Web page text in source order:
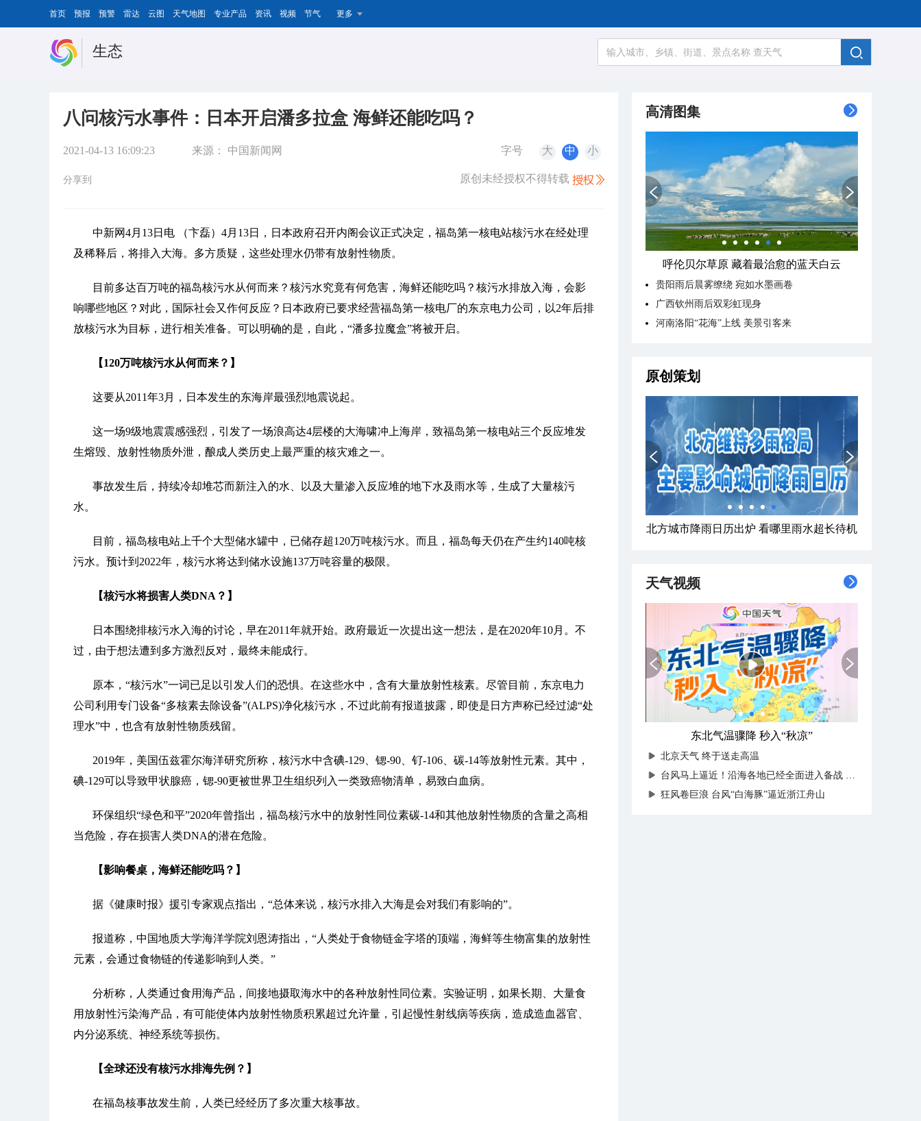
首页 预报 预警 雷达 云图 天气地图 专业产品 资讯 视频 节气 更多
生态
八问核污水事件：日本开启潘多拉盒 海鲜还能吃吗？
2021-04-13 16:09:23 来源： 中国新闻网 字号 大 中 小
分享到 原创未经授权不得转载
中新网4月13日电 （卞磊）4月13日，日本政府召开内阁会议正式决定，福岛第一核电站核污水在经处理
及稀释后，将排入大海。多方质疑，这些处理水仍带有放射性物质。
目前多达百万吨的福岛核污水从何而来？核污水究竟有何危害，海鲜还能吃吗？核污水排放入海，会影
响哪些地区？对此，国际社会又作何反应？日本政府已要求经营福岛第一核电厂的东京电力公司，以2年后排
放核污水为目标，进行相关准备。可以明确的是，自此，“潘多拉魔盒”将被开启。
【120万吨核污水从何而来？】
这要从2011年3月，日本发生的东海岸最强烈地震说起。
这一场9级地震震感强烈，引发了一场浪高达4层楼的大海啸冲上海岸，致福岛第一核电站三个反应堆发
生熔毁、放射性物质外泄，酿成人类历史上最严重的核灾难之一。
事故发生后，持续冷却堆芯而新注入的水、以及大量渗入反应堆的地下水及雨水等，生成了大量核污
水。
目前，福岛核电站上千个大型储水罐中，已储存超120万吨核污水。而且，福岛每天仍在产生约140吨核
污水。预计到2022年，核污水将达到储水设施137万吨容量的极限。
【核污水将损害人类DNA？】
日本围绕排核污水入海的讨论，早在2011年就开始。政府最近一次提出这一想法，是在2020年10月。不
过，由于想法遭到多方激烈反对，最终未能成行。
原本，“核污水”一词已足以引发人们的恐惧。在这些水中，含有大量放射性核素。尽管目前，东京电力
公司利用专门设备“多核素去除设备”(ALPS)净化核污水，不过此前有报道披露，即使是日方声称已经过滤“处
理水”中，也含有放射性物质残留。
2019年，美国伍兹霍尔海洋研究所称，核污水中含碘-129、锶-90、钌-106、碳-14等放射性元素。其中，
碘-129可以导致甲状腺癌，锶-90更被世界卫生组织列入一类致癌物清单，易致白血病。
环保组织“绿色和平”2020年曾指出，福岛核污水中的放射性同位素碳-14和其他放射性物质的含量之高相
当危险，存在损害人类DNA的潜在危险。
【影响餐桌，海鲜还能吃吗？】
据《健康时报》援引专家观点指出，“总体来说，核污水排入大海是会对我们有影响的”。
报道称，中国地质大学海洋学院刘恩涛指出，“人类处于食物链金字塔的顶端，海鲜等生物富集的放射性
元素，会通过食物链的传递影响到人类。”
分析称，人类通过食用海产品，间接地摄取海水中的各种放射性同位素。实验证明，如果长期、大量食
用放射性污染海产品，有可能使体内放射性物质积累超过允许量，引起慢性射线病等疾病，造成造血器官、
内分泌系统、神经系统等损伤。
【全球还没有核污水排海先例？】
在福岛核事故发生前，人类已经经历了多次重大核事故。
高清图集
呼伦贝尔草原 藏着最治愈的蓝天白云
贵阳雨后晨雾缭绕 宛如水墨画卷
广西钦州雨后双彩虹现身
河南洛阳“花海”上线 美景引客来
原创策划
北方城市降雨日历出炉 看哪里雨水超长待机
天气视频
东北气温骤降 秒入“秋凉”
北京天气 终于送走高温
台风马上逼近！沿海各地已经全面进入备战状态
狂风卷巨浪 台风“白海豚”逼近浙江舟山